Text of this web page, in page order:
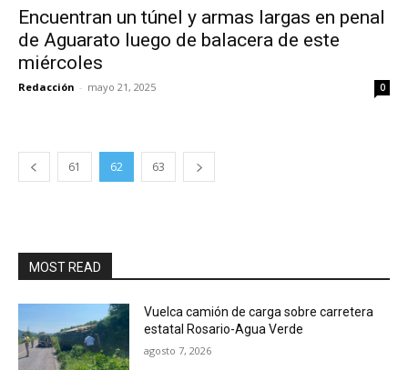
Encuentran un túnel y armas largas en penal
de Aguarato luego de balacera de este
miércoles
Redacción - mayo 21, 2025 0
61 62 63
MOST READ
Vuelca camión de carga sobre carretera
estatal Rosario-Agua Verde
agosto 7, 2026